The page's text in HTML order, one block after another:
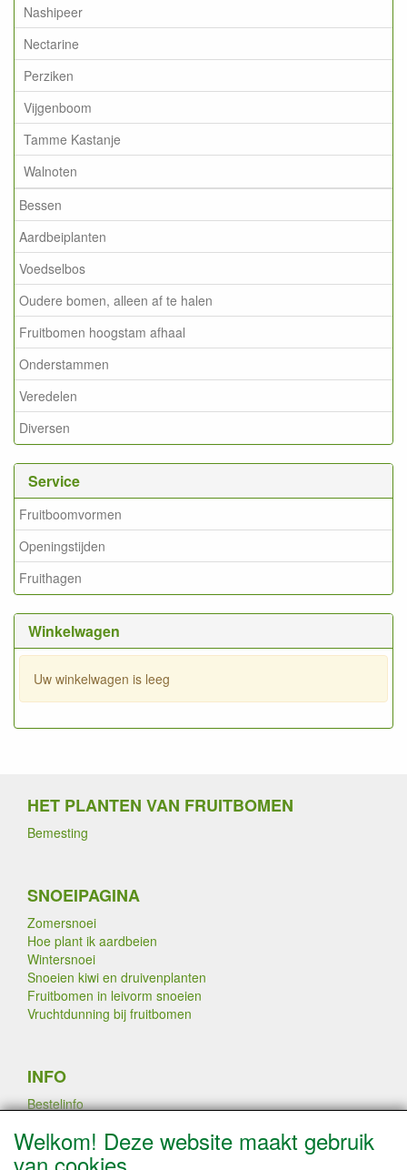
Nashipeer
Nectarine
Perziken
Vijgenboom
Tamme Kastanje
Walnoten
Bessen
Aardbeiplanten
Voedselbos
Oudere bomen, alleen af te halen
Fruitbomen hoogstam afhaal
Onderstammen
Veredelen
Diversen
Service
Fruitboomvormen
Openingstijden
Fruithagen
Winkelwagen
Uw winkelwagen is leeg
HET PLANTEN VAN FRUITBOMEN
Bemesting
SNOEIPAGINA
Zomersnoei
Hoe plant ik aardbeien
Wintersnoei
Snoeien kiwi en druivenplanten
Fruitbomen in leivorm snoeien
Vruchtdunning bij fruitbomen
INFO
Bestelinfo
Betaalmogelijkheden
Contact / Disclaimer
Welkom! Deze website maakt gebruik